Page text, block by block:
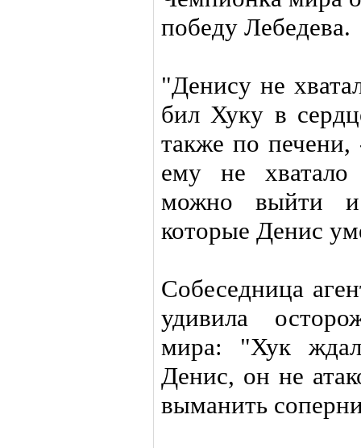
победу Лебедева.
"Денису не
бил Хуку в
также по
ему не
можно выйти и
которые Денис
Собеседница
удивила
мира: "Хук
Денис, он не
выманить